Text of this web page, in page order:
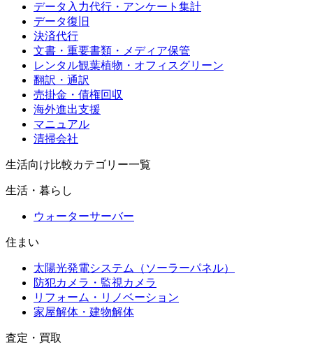
データ入力代行・アンケート集計
データ復旧
決済代行
文書・重要書類・メディア保管
レンタル観葉植物・オフィスグリーン
翻訳・通訳
売掛金・債権回収
海外進出支援
マニュアル
清掃会社
生活向け比較カテゴリー一覧
生活・暮らし
ウォーターサーバー
住まい
太陽光発電システム（ソーラーパネル）
防犯カメラ・監視カメラ
リフォーム・リノベーション
家屋解体・建物解体
査定・買取